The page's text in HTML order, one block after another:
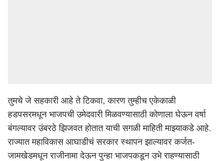
तुमचे जे सहकारी आहे ते टिकवा, कारण तुम्हीच एकेकाळी
हडपसरमधून भाजपची उमेदवारी मिळवण्यासाठी कोणाला घेऊन वर्षा
बंगल्यावर उंबरठे झिजवत होतात याची सगळी माहिती माझ्याकडे आहे.
राज्यात महाविकास आघाडीचं सरकार स्थापन झाल्यावर कर्जत-
जामखेडमधून राजीनामा देऊन पुन्हा भाजपकडून उभे राहण्यासाठी